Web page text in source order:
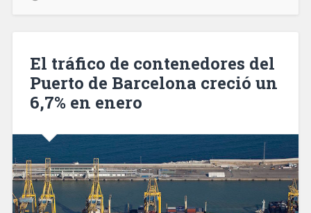
evitar
la
soledad»
El tráfico de contenedores del
Puerto de Barcelona creció un
6,7% en enero